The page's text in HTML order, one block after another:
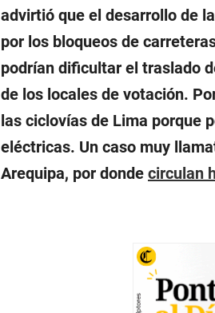
advirtió que el desarrollo de
por los bloqueos de
podrían dificultar el traslado
de los locales de votación.
las ciclovías de Lima porque
eléctricas. Un caso muy
Arequipa, por donde circulan